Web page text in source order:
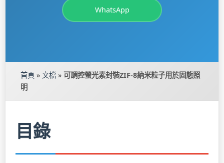
WhatsApp
首頁 » 文檔 » 可調控螢光素封裝ZIF-8納米粒子用於固態照
明
目錄